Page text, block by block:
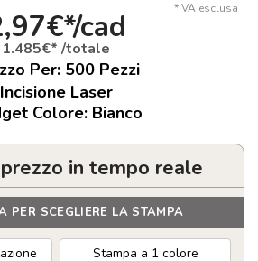
*IVA esclusa
cad
1.485€* /totale
Per: 500 Pezzi
Incisione Laser
Colore: Bianco
in tempo reale
PER SCEGLIERE LA STAMPA
Stampa a 1 colore